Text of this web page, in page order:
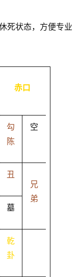
死状态，方便专业
赤口
勾
陈
空
丑
墓
兄
弟
乾
卦